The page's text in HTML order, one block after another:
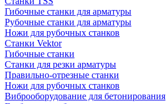
Гибочные станки для арматуры
Рубочные станки для арматуры
Ножи для рубочных станков
Станки Vektor
Гибочные станки
Станки для резки арматуры
Правильно-отрезные станки
Ножи для рубочных станков
Виброоборудование для бетонирования